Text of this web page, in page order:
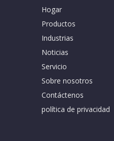
Hogar
Productos
Industrias
Noticias
Servicio
Sobre nosotros
Contáctenos
política de privacidad